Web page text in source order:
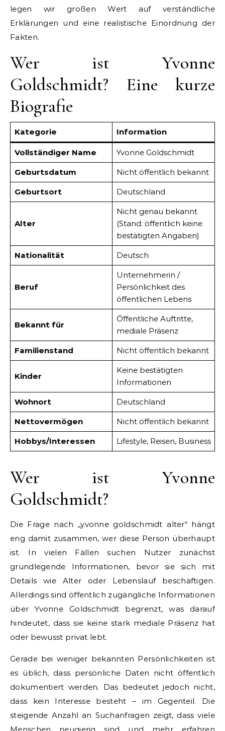
legen wir großen Wert auf verständliche
Erklärungen und eine realistische Einordnung der
Fakten.
Wer ist Yvonne
Goldschmidt? Eine kurze
Biografie
Kategorie Information
Vollständiger Name Yvonne Goldschmidt
Geburtsdatum Nicht öffentlich bekannt
Geburtsort Deutschland
Alter
Nicht genau bekannt
(Stand: öffentlich keine
bestätigten Angaben)
Nationalität Deutsch
Beruf
Unternehmerin /
Persönlichkeit des
öffentlichen Lebens
Bekannt für
Öffentliche Auftritte,
mediale Präsenz
Familienstand Nicht öffentlich bekannt
Kinder
Keine bestätigten
Informationen
Wohnort Deutschland
Nettovermögen Nicht öffentlich bekannt
Hobbys/Interessen Lifestyle, Reisen, Business
Wer ist Yvonne
Goldschmidt?
Die Frage nach „yvonne goldschmidt alter“ hängt
eng damit zusammen, wer diese Person überhaupt
ist. In vielen Fällen suchen Nutzer zunächst
grundlegende Informationen, bevor sie sich mit
Details wie Alter oder Lebenslauf beschäftigen.
Allerdings sind öffentlich zugängliche Informationen
über Yvonne Goldschmidt begrenzt, was darauf
hindeutet, dass sie keine stark mediale Präsenz hat
oder bewusst privat lebt.
Gerade bei weniger bekannten Persönlichkeiten ist
es üblich, dass persönliche Daten nicht öffentlich
dokumentiert werden. Das bedeutet jedoch nicht,
dass kein Interesse besteht – im Gegenteil. Die
steigende Anzahl an Suchanfragen zeigt, dass viele